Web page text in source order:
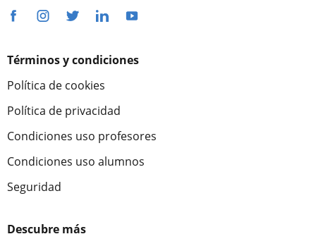
Términos y condiciones
Política de cookies
Política de privacidad
Condiciones uso profesores
Condiciones uso alumnos
Seguridad
Descubre más